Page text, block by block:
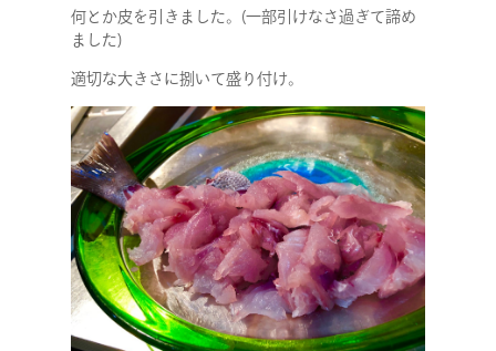
COMPANY
SERVICE
STAFF BLOG
NEWS
CONTACT
何とか皮を引きました。(一部引けなさ過ぎて諦め
ました)
適切な大きさに捌いて盛り付け。